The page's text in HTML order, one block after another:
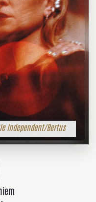
Independent/Bertus